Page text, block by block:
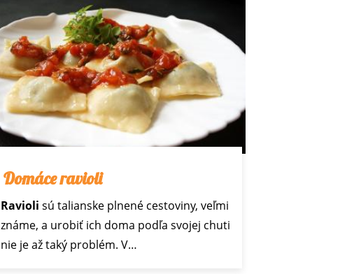
Domáce ravioli
Ravioli sú talianske plnené cestoviny, veľmi
známe, a urobiť ich doma podľa svojej chuti
nie je až taký problém. V…